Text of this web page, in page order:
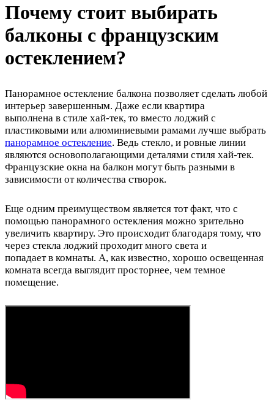
Почему стоит выбирать
балконы с французским
остеклением?
Панорамное остекление балкона позволяет сделать любой
интерьер завершенным. Даже если квартира
выполнена в стиле хай-тек, то вместо лоджий с
пластиковыми или алюминиевыми рамами лучше выбрать
панорамное остекление. Ведь стекло, и ровные линии
являются основополагающими деталями стиля хай-тек.
Французские окна на балкон могут быть разными в
зависимости от количества створок.
Еще одним преимуществом является тот факт, что с
помощью панорамного остекления можно зрительно
увеличить квартиру. Это происходит благодаря тому, что
через стекла лоджий проходит много света и
попадает в комнаты. А, как известно, хорошо освещенная
комната всегда выглядит просторнее, чем темное
помещение.